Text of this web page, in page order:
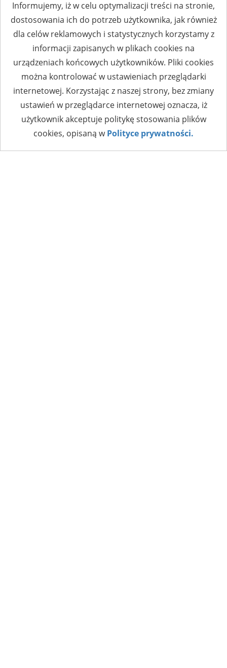
Informujemy, iż w celu optymalizacji treści na stronie,
dostosowania ich do potrzeb użytkownika, jak również
dla celów reklamowych i statystycznych korzystamy z
informacji zapisanych w plikach cookies na
urządzeniach końcowych użytkowników. Pliki cookies
można kontrolować w ustawieniach przeglądarki
internetowej. Korzystając z naszej strony, bez zmiany
ustawień w przeglądarce internetowej oznacza, iż
użytkownik akceptuje politykę stosowania plików
cookies, opisaną wPolityce prywatności.